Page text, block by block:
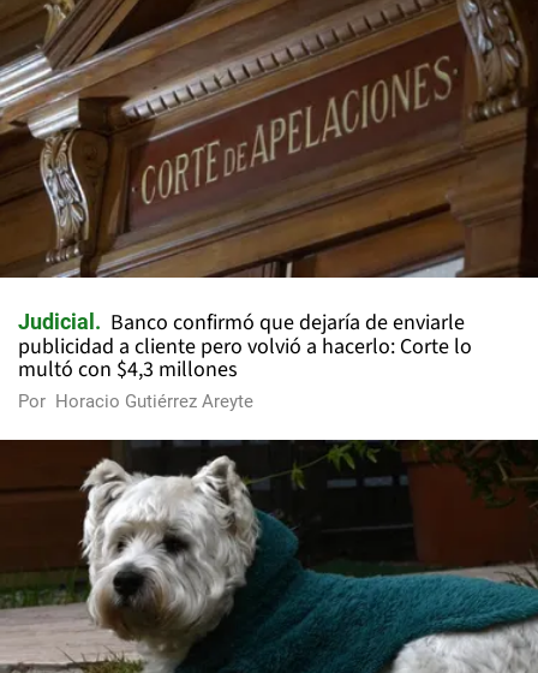
Judicial
Banco confirmó que dejaría de enviarle
publicidad a cliente pero volvió a hacerlo: Corte lo
multó con $4,3 millones
Por Horacio Gutiérrez Areyte